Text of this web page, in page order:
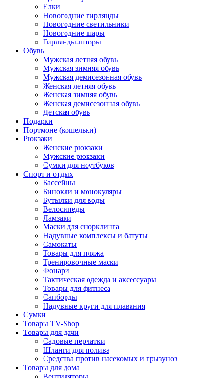
Елки
Новогодние гирлянды
Новогодние светильники
Новогодние шары
Гирлянды-шторы
Обувь
Мужская летняя обувь
Мужская зимняя обувь
Мужская демисезонная обувь
Женская летняя обувь
Женская зимняя обувь
Женская демисезонная обувь
Детская обувь
Подарки
Портмоне (кошельки)
Рюкзаки
Женские рюкзаки
Мужские рюкзаки
Сумки для ноутбуков
Спорт и отдых
Бассейны
Бинокли и монокуляры
Бутылки для воды
Велосипеды
Ламзаки
Маски для снорклинга
Надувные комплексы и батуты
Самокаты
Товары для пляжа
Тренировочные маски
Фонари
Тактическая одежда и аксессуары
Товары для фитнеса
Сапборды
Надувные круги для плавания
Сумки
Товары TV-Shop
Товары для дачи
Садовые перчатки
Шланги для полива
Средства против насекомых и грызунов
Товары для дома
Вентиляторы